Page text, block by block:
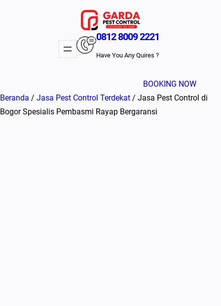
0812 8009 2221
Have You Any Quires ?
BOOKING NOW
Beranda / Jasa Pest Control Terdekat / Jasa Pest Control di
Bogor Spesialis Pembasmi Rayap Bergaransi